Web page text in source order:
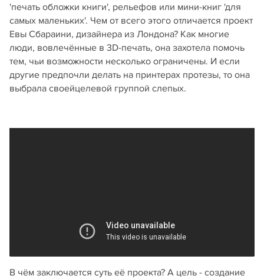
'печать обложки книги', рельефов или мини-книг 'для
самых маленьких'. Чем от всего этого отличается проект
Евы Сбараини, дизайнера из Лондона? Как многие
люди, вовлечённые в 3D-печать, она захотела помочь
тем, чьи возможности несколько ограничены. И если
другие предпочли делать на принтерах протезы, то она
выбрала своейцелевой группой слепых.
В чём заключается суть её проекта? А цель - создание